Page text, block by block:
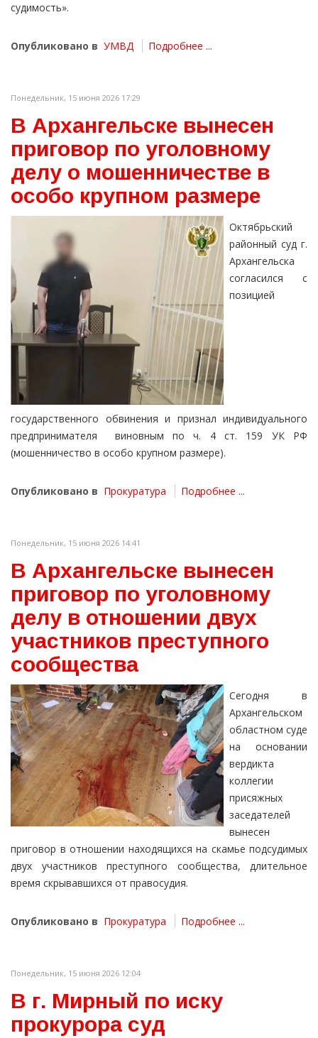
судимость».
Опубликовано в УМВД Подробнее ...
Понедельник, 15 июня 2026 17:29
В Архангельске вынесен
приговор по уголовному
делу о мошенничестве в
особо крупном размере
Октябрьский
районный суд г.
Архангельска
согласился с
позицией
государственного обвинения и признал индивидуального
предпринимателя виновным по ч. 4 ст. 159 УК РФ
(мошенничество в особо крупном размере).
Опубликовано в Прокуратура Подробнее ...
Понедельник, 15 июня 2026 14:41
В Архангельске вынесен
приговор по уголовному
делу в отношении двух
участников преступного
сообщества
Сегодня в
Архангельском
областном суде
на основании
вердикта
коллегии
присяжных
заседателей
вынесен
приговор в отношении находящихся на скамье подсудимых
двух участников преступного сообщества, длительное
время скрывавшихся от правосудия.
Опубликовано в Прокуратура Подробнее ...
Понедельник, 15 июня 2026 12:04
В г. Мирный по иску
прокурора суд